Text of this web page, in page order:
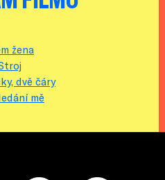
žena
dvě čáry
mě